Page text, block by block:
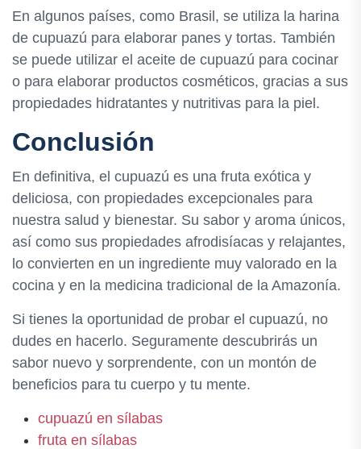
En algunos países, como Brasil, se utiliza la harina
de cupuazú para elaborar panes y tortas. También
se puede utilizar el aceite de cupuazú para cocinar
o para elaborar productos cosméticos, gracias a sus
propiedades hidratantes y nutritivas para la piel.
Conclusión
En definitiva, el cupuazú es una fruta exótica y
deliciosa, con propiedades excepcionales para
nuestra salud y bienestar. Su sabor y aroma únicos,
así como sus propiedades afrodisíacas y relajantes,
lo convierten en un ingrediente muy valorado en la
cocina y en la medicina tradicional de la Amazonía.
Si tienes la oportunidad de probar el cupuazú, no
dudes en hacerlo. Seguramente descubrirás un
sabor nuevo y sorprendente, con un montón de
beneficios para tu cuerpo y tu mente.
cupuazú en sílabas
fruta en sílabas